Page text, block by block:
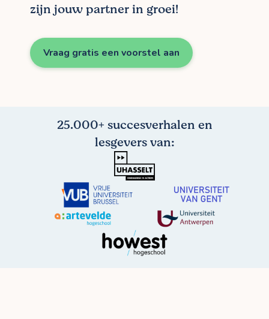
zijn jouw partner in groei!
Vraag gratis een voorstel aan
25.000+ succesverhalen en
lesgevers van: